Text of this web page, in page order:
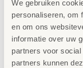
We gebruiken
personaliseren, om
en om ons
informatie over uw
partners voor
partners kunnen
100% FSC -
Daarnaast
Extra